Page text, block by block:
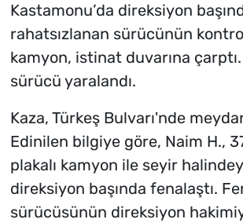
Kastamonu’da direksiyon
rahatsızlanan sürücünün
kamyon, istinat duvarına
sürücü yaralandı.
Kaza, Türkeş Bulvarı'nde
Edinilen bilgiye göre, Naim H.,
plakalı kamyon ile seyir
direksiyon başında fenalaştı.
sürücüsünün direksiyon